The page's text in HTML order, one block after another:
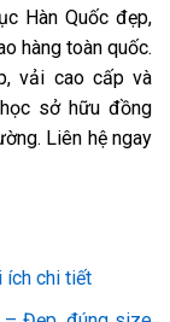
Hàn Quốc đẹp,
hàng toàn quốc.
vải cao cấp và
sở hữu đồng
Liên hệ ngay
ích chi tiết